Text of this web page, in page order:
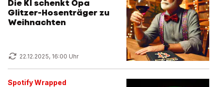
Die KI schenkt Opa
Glitzer-Hosenträger zu
Weihnachten
22.12.2025, 16:00 Uhr
Spotify Wrapped